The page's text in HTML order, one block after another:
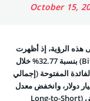
October 15,
هذه الرؤية، إذ أظهرت
تراجع أحجام تداول العقود الآجلة لعملة بيتكوين (Bitcoin) بنسبة 32.77% خلال
انخفضت الفائدة المفتوحة (إجمالي
السارية) بمعدل 2.32% إلى 72.62 مليار دولار، وانخفض معدل
المضاربة على الارتفاع مقارنةً بالمضاربة على الانخفاض (Long-to-Short